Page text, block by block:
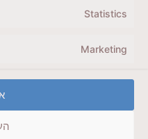
Statistics
Marketing
לשליחת הודעת וואטסאפ
מדיניות